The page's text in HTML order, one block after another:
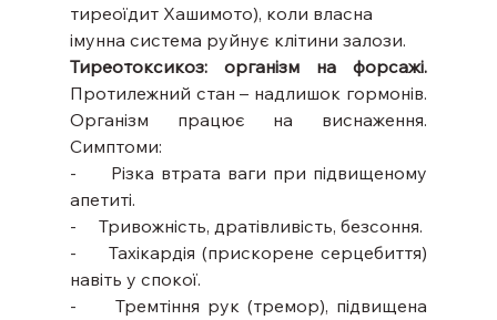
тиреоїдит Хашимото), коли власна
імунна система руйнує клітини залози.
Тиреотоксикоз: організм на форсажі.
Протилежний стан – надлишок гормонів.
Організм працює на виснаження.
Симптоми:
-     Різка втрата ваги при підвищеному
апетиті.
-     Тривожність, дратівливість, безсоння.
-     Тахікардія (прискорене серцебиття)
навіть у спокої.
-     Тремтіння рук (тремор), підвищена